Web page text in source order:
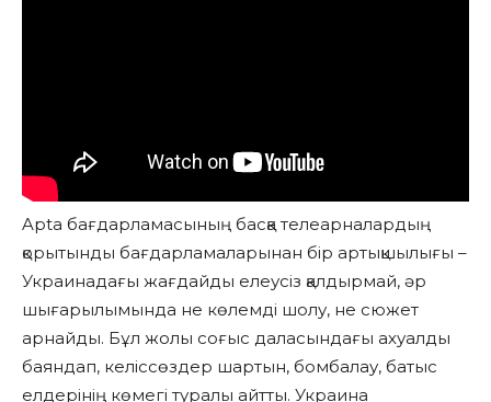
Apta бағдарламасының басқа телеарналардың
қорытынды бағдарламаларынан бір артықшылығы –
Украинадағы жағдайды елеусіз қалдырмай, әр
шығарылымында не көлемді шолу, не сюжет
арнайды. Бұл жолы соғыс даласындағы ахуалды
баяндап, келіссөздер шартын, бомбалау, батыс
елдерінің көмегі туралы айтты. Украина